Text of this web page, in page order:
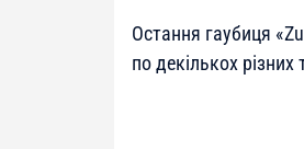
Остання гаубиця
по декількох